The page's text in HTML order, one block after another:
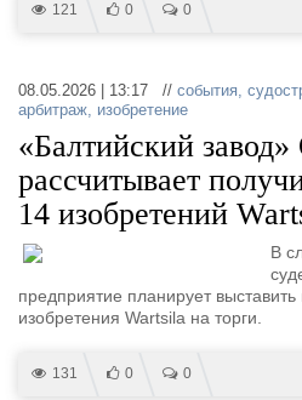
121 0 0
08.05.2026 | 13:17 // события,
арбитраж, изобретение
«Балтийский
рассчитывает
14 изобретений
В
предприятие планирует
изобретения Wartsila на торги.
131 0 0